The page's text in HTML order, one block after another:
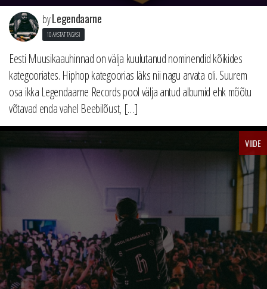
byLegendaarne
10 AASTAT TAGASI
Eesti Muusikaauhinnad on välja kuulutanud nominendid kõikides
kategooriates. Hiphop kategoorias läks nii nagu arvata oli. Suurem
osa ikka Legendaarne Records pool välja antud albumid ehk mõõtu
võtavad enda vahel Beebilõust, […]
VIIDE